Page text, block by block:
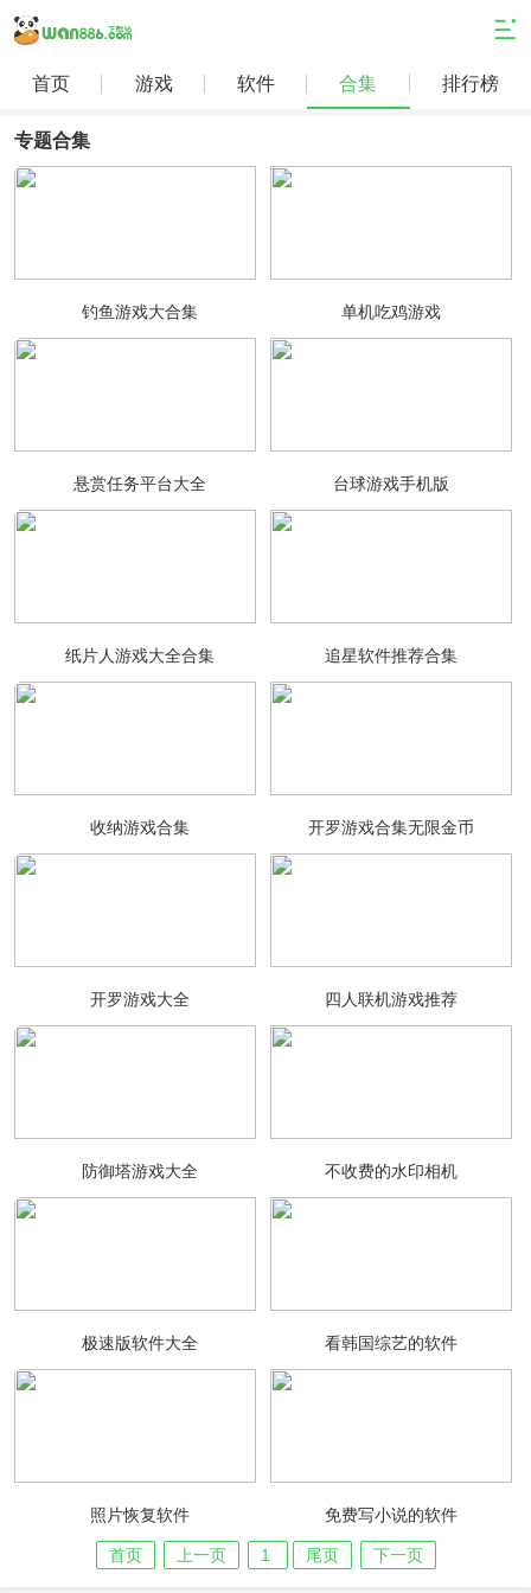
首页 游戏 软件 合集 排行榜
专题合集
钓鱼游戏大合集 单机吃鸡游戏
悬赏任务平台大全 台球游戏手机版
纸片人游戏大全合集 追星软件推荐合集
收纳游戏合集 开罗游戏合集无限金币
开罗游戏大全 四人联机游戏推荐
防御塔游戏大全 不收费的水印相机
极速版软件大全 看韩国综艺的软件
照片恢复软件 免费写小说的软件
首页 上一页 1 尾页 下一页